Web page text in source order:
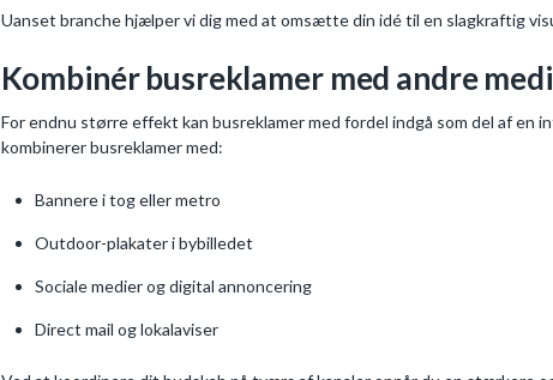
Uanset branche hjælper vi dig med at omsætte din idé til en slagkraftig
Kombinér busreklamer med andre
For endnu større effekt kan busreklamer med fordel indgå som del af en
kombinerer busreklamer med:
Bannere i tog eller metro
Outdoor-plakater i bybilledet
Sociale medier og digital annoncering
Direct mail og lokalaviser